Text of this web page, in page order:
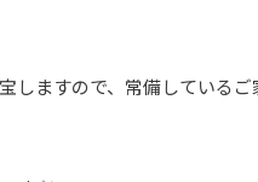
ますので、常備しているご